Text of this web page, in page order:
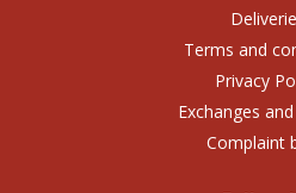
Terms and
Privacy
Exchanges
Complaint